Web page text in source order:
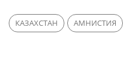
КАЗАХСТАН АМНИСТИЯ